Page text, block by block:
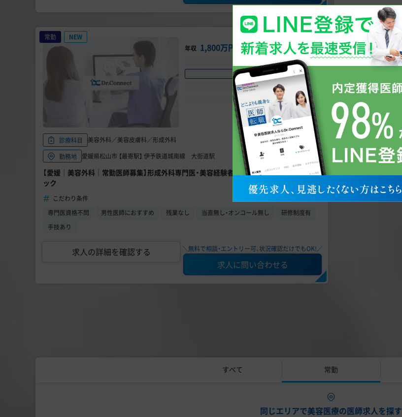
常勤
NEW
年収 1,800万円 〜2,000万円
手技あり
問診メイン
週4日からOK
診療科目
美容外科／美容皮膚科／形成外科
勤務地
愛媛県松山市 【最寄駅】 伊予鉄道城南線 大街道駅
【愛媛｜美容外科｜常勤医師募集】形成外科専門医・美容経験者優遇｜大手老舗美容クリニ
ック
こだわり条件
専門医資格不問
男性医師におすすめ 残業なし 当直無し・オンコール無し
研修制度有
手技あり
求人の詳細を確認する ＼無料で相談・エントリー可、状況確認だけでもOK!／
求人に問い合わせる
すべて 常勤
同じエリアで美容医療の医師求人を探す